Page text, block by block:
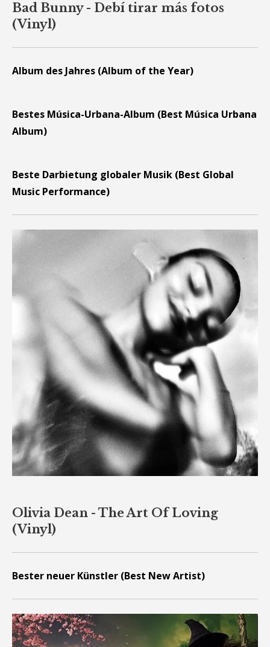
Bad Bunny - Debí tirar más fotos
(Vinyl)
Album des Jahres (Album of the Year)
Bestes Música-Urbana-Album (Best Música Urbana
Album)
Beste Darbietung globaler Musik (Best Global
Music Performance)
Olivia Dean - The Art Of Loving
(Vinyl)
Bester neuer Künstler (Best New Artist)